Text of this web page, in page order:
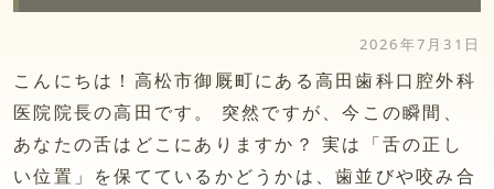
2026年7月31日
こんにちは！高松市御厩町にある高田歯科口腔外科
医院院長の高田です。 突然ですが、今この瞬間、
あなたの舌はどこにありますか？ 実は「舌の正し
い位置」を保てているかどうかは、歯並びや咬み合